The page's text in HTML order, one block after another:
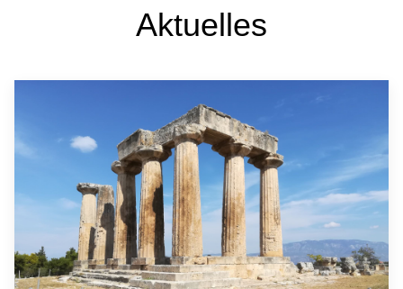
Aktuelles